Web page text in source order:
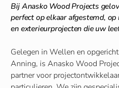
Bij Anasko Wood Projects
perfect op elkaar afgestemd,
en exterieurprojecten die uw
Gelegen in Wellen en
Anning, is Anasko Wood
partner voor